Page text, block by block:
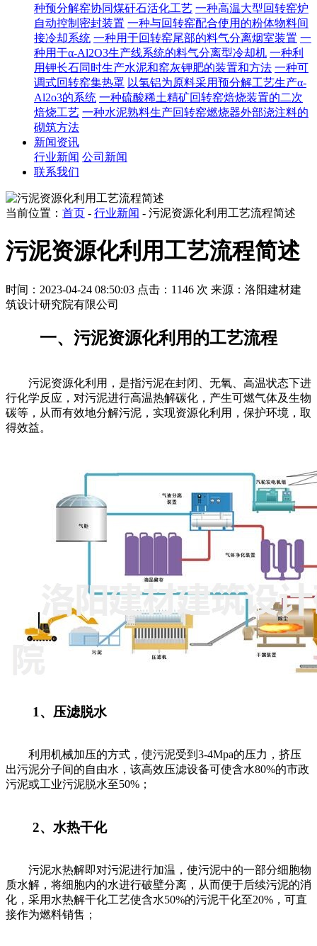
种预分解窑协同煤矸石活化工艺 一种高温大型回转窑炉
自动控制密封装置 一种与回转窑配合使用的粉体物料间
接冷却系统 一种用于回转窑尾部的料气分离烟室装置 一
种用于α-Al2O3生产线系统的料气分离型冷却机 一种利
用钾长石同时生产水泥和窑灰钾肥的装置和方法 一种可
调式回转窑集热罩 以氢铝为原料采用预分解工艺生产α-
Al2o3的系统 一种硫酸稀土精矿回转窑焙烧装置的二次
焙烧工艺 一种水泥熟料生产回转窑燃烧器外部浇注料的
砌筑方法
新闻资讯
行业新闻 公司新闻
联系我们
当前位置： 首页 - 行业新闻 - 污泥资源化利用工艺流程简述
污泥资源化利用工艺流程简述
时间：2023-04-24 08:50:03 点击：1146 次 来源：洛阳建材建
筑设计研究院有限公司
一、污泥资源化利用的工艺流程
污泥资源化利用，是指污泥在封闭、无氧、高温状态下进
行化学反应，对污泥进行高温热解碳化，产生可燃气体及生物
碳等，从而有效地分解污泥，实现资源化利用，保护环境，取
得效益。
1、压滤脱水
利用机械加压的方式，使污泥受到3-4Mpa的压力，挤压
出污泥分子间的自由水，该高效压滤设备可使含水80%的市政
污泥或工业污泥脱水至50%；
2、水热干化
污泥水热解即对污泥进行加温，使污泥中的一部分细胞物
质水解，将细胞内的水进行破壁分离，从而便于后续污泥的消
化，采用水热解干化工艺使含水50%的污泥干化至20%，可直
接作为燃料销售；